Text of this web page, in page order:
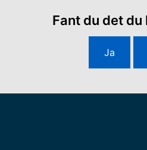
Fant du det
Ja